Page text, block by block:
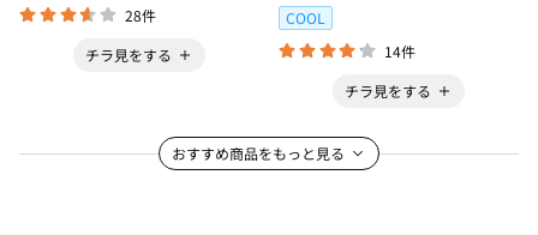
28件
チラ見をする
COOL
14件
チラ見をする
おすすめ商品をもっと見る